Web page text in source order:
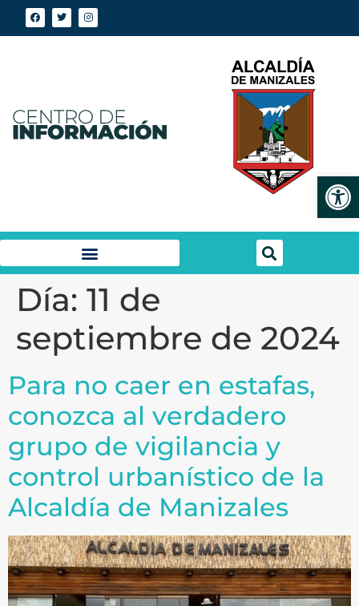
Día: 11 de
septiembre de 2024
Para no caer en estafas,
conozca al verdadero
grupo de vigilancia y
control urbanístico de la
Alcaldía de Manizales